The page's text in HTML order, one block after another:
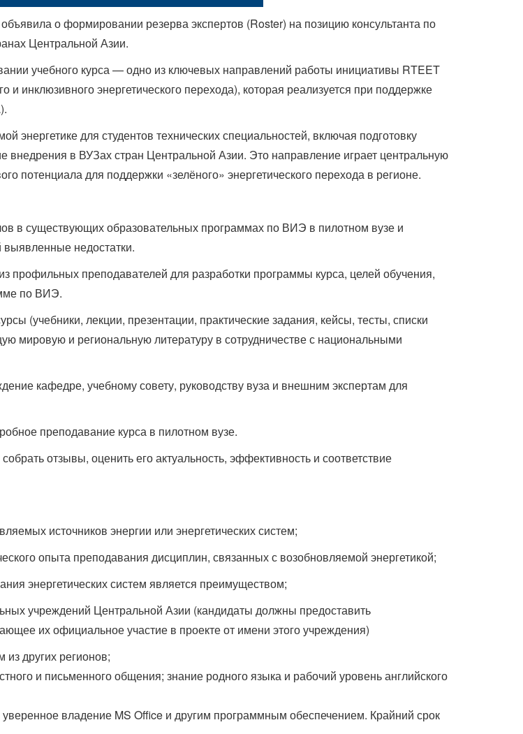
о формировании резерва экспертов (Roster) на позицию консультанта по
Центральной Азии.
учебного курса — одно из ключевых направлений работы инициативы RTEET
инклюзивного энергетического перехода), которая реализуется при поддержке
энергетике для студентов технических специальностей, включая подготовку
в ВУЗах стран Центральной Азии. Это направление играет центральную
потенциала для поддержки «зелёного» энергетического перехода в регионе.
в существующих образовательных программах по ВИЭ в пилотном вузе и
недостатки.
профильных преподавателей для разработки программы курса, целей обучения,
по ВИЭ.
(учебники, лекции, презентации, практические задания, кейсы, тесты, списки
мировую и региональную литературу в сотрудничестве с национальными
кафедре, учебному совету, руководству вуза и внешним экспертам для
преподавание курса в пилотном вузе.
отзывы, оценить его актуальность, эффективность и соответствие
источников энергии или энергетических систем;
опыта преподавания дисциплин, связанных с возобновляемой энергетикой;
энергетических систем является преимуществом;
учреждений Центральной Азии (кандидаты должны предоставить
их официальное участие в проекте от имени этого учреждения)
других регионов;
и письменного общения; знание родного языка и рабочий уровень английского
владение MS Office и другим программным обеспечением. Крайний срок